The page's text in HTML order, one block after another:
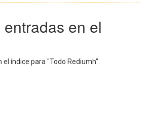
en el
índice para "Todo Rediumh".